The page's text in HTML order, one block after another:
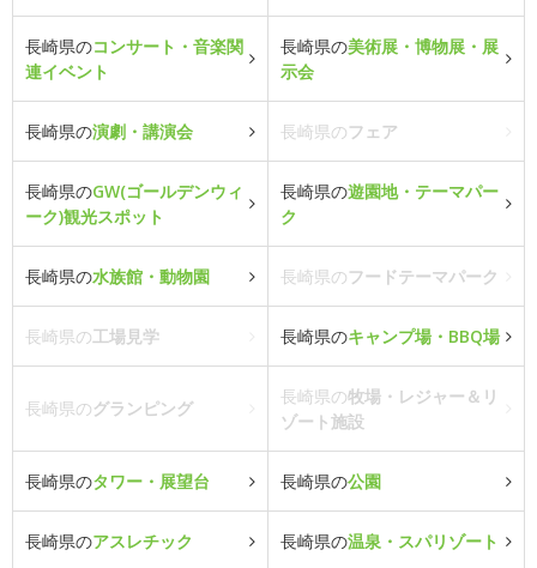
長崎県のコンサート・音楽関
連イベント
長崎県の美術展・博物展・展
示会
長崎県の演劇・講演会 長崎県のフェア
長崎県のGW(ゴールデンウィ
ーク)観光スポット
長崎県の遊園地・テーマパー
ク
長崎県の水族館・動物園 長崎県のフードテーマパーク
長崎県の工場見学 長崎県のキャンプ場・BBQ場
長崎県のグランピング
長崎県の牧場・レジャー＆リ
ゾート施設
長崎県のタワー・展望台 長崎県の公園
長崎県のアスレチック 長崎県の温泉・スパリゾート